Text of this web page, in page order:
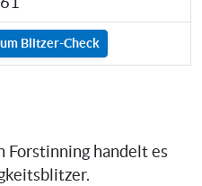
Blitzer-Check
Forstinning handelt es